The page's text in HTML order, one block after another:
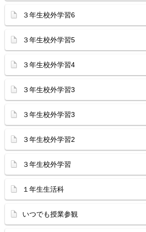
３年生校外学習6
３年生校外学習5
３年生校外学習4
３年生校外学習3
３年生校外学習3
３年生校外学習2
３年生校外学習
１年生生活科
いつでも授業参観